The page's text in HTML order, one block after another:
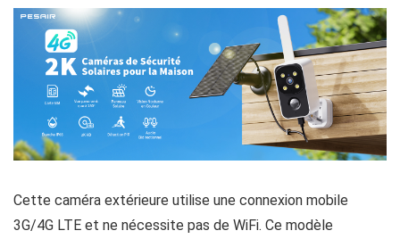
Cette caméra extérieure utilise une connexion mobile
3G/4G LTE et ne nécessite pas de WiFi. Ce modèle